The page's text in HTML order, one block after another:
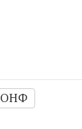
ОНФ